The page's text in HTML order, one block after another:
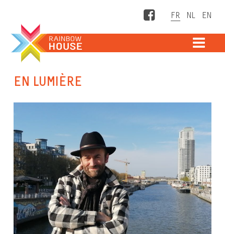
Facebook
EN LUMIÈRE